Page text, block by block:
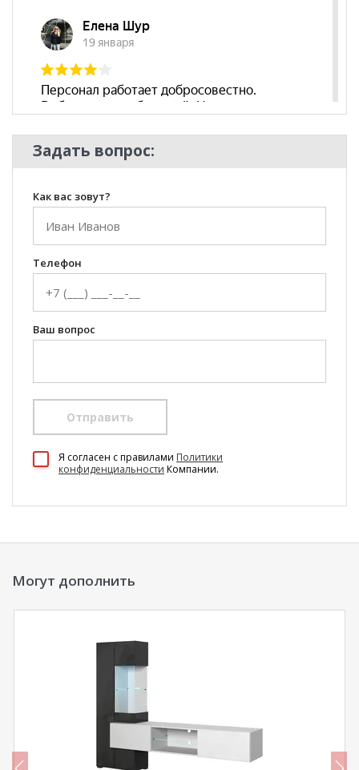
Задать вопрос:
Как вас зовут?
Телефон
Ваш вопрос
Отправить
Я согласен c правилами Политики
конфиденциальности Компании.
Могут дополнить